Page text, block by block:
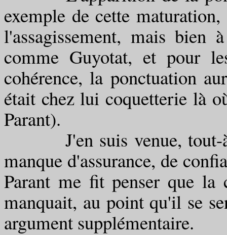
exemple de cette
l'assagissement, mais bien
comme Guyotat, et pour
cohérence, la ponctuation
était chez lui coquetterie là
Parant).
J'en suis venue, tout-à
manque d'assurance, de
Parant me fit penser que
manquait, au point qu'il se
argument supplémentaire.